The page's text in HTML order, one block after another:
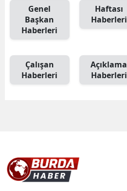
Genel
Başkan
Haberleri
Haftası
Haberleri
Çalışan
Haberleri
Açıklama
Haberleri